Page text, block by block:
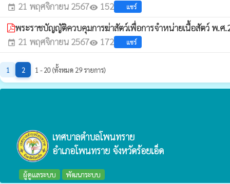
event 21 พฤศจิกายน 2567visibility 152 แชร์
พระราชบัญญัติควบคุมการฆ่าสัตว์เพื่อการจำหน่ายเนื้อสัตว์ พ.ศ
event 21 พฤศจิกายน 2567visibility 172 แชร์
1 2 1 - 20 (ทั้งหมด 29 รายการ)
เทศบาลตำบลโพนทราย
อำเภอโพนทราย จังหวัดร้อยเอ็ด
ผู้ดูแลระบบ พัฒนาระบบ